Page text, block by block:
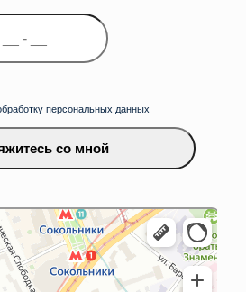
персональных данных
со мной
в Москве